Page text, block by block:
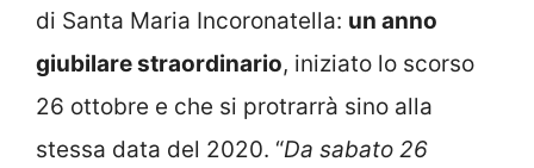
di Santa Maria Incoronatella: un anno
giubilare straordinario, iniziato lo scorso
26 ottobre e che si protrarrà sino alla
stessa data del 2020. “Da sabato 26